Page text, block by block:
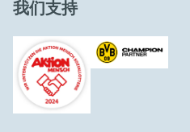
我们支持